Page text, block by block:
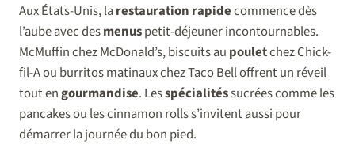
Aux États-Unis, larestauration rapidecommence dès
l’aube avec desmenuspetit-déjeuner incontournables.
McMuffin chez McDonald’s, biscuits au pouletchez Chick-
fil-A ou burritos matinaux chez Taco Bell offrent un réveil
tout engourmandise. Lesspécialitéssucrées comme les
pancakes ou les cinnamon rolls s’invitent aussi pour
démarrer la journée du bon pied.